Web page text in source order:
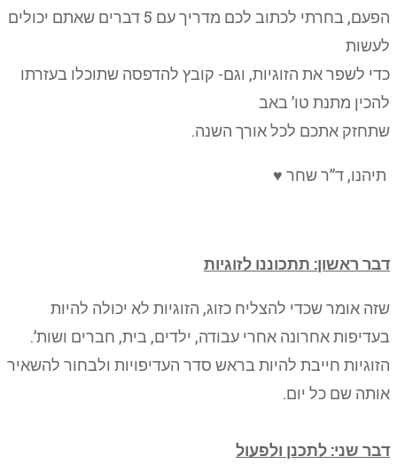
הפעם, בחרתי לכתוב לכם מדריך עם 5 דברים שאתם יכולים
לעשות
כדי לשפר את הזוגיות, וגם- קובץ להדפסה שתוכלו בעזרתו
להכין מתנת טו’ באב
שתחזק אתכם לכל אורך השנה.
תיהנו, ד”ר שחר ♥
דבר ראשון: תתכוננו לזוגיות
שזה אומר שכדי להצליח כזוג, הזוגיות לא יכולה להיות
בעדיפות אחרונה אחרי עבודה, ילדים, בית, חברים ושות’.
הזוגיות חייבת להיות בראש סדר העדיפויות ולבחור להשאיר
אותה שם כל יום.
דבר שני: לתכנן ולפעול